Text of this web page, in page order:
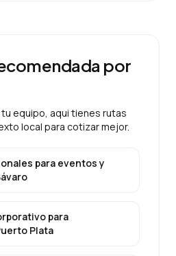
por
equipo, aqui tienes rutas
local para cotizar mejor.
para eventos y
para
Plata